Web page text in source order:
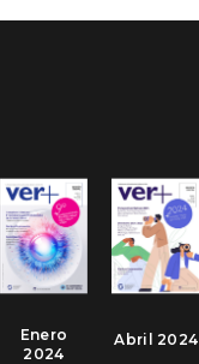
Abril 2024
Enero
2024